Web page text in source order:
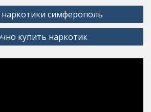
симферополь
купить наркотик